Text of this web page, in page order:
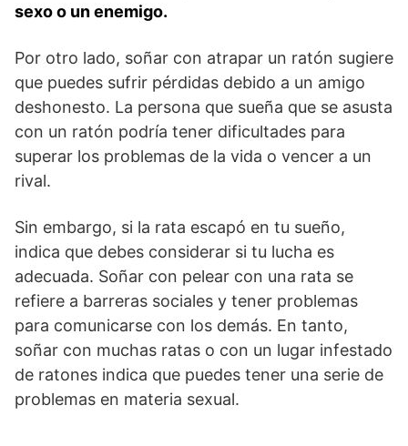
sexo o un enemigo.
Por otro lado, soñar con atrapar un ratón sugiere
que puedes sufrir pérdidas debido a un amigo
deshonesto. La persona que sueña que se asusta
con un ratón podría tener dificultades para
superar los problemas de la vida o vencer a un
rival.
Sin embargo, si la rata escapó en tu sueño,
indica que debes considerar si tu lucha es
adecuada. Soñar con pelear con una rata se
refiere a barreras sociales y tener problemas
para comunicarse con los demás. En tanto,
soñar con muchas ratas o con un lugar infestado
de ratones indica que puedes tener una serie de
problemas en materia sexual.